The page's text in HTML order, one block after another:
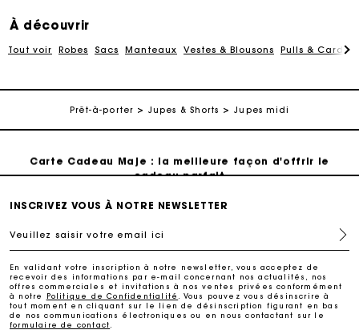
À découvrir
Tout voir Robes Sacs Manteaux Vestes & Blousons Pulls &
Prêt-à-porter Jupes & Shorts Jupes midi
Suivi de commande
Carte Cadeau Maje : la meilleure façon d'offrir le
cadeau parfait
Livraison à domicile offerte sous 2 à 3 jours ouvrés.
Paiement en 4x fois sans frais
Echanges & Retours offerts
INSCRIVEZ VOUS À NOTRE NEWSLETTER
Veuillez saisir votre email ici
En validant votre inscription à notre newsletter, vous acceptez de
recevoir des informations par e-mail concernant nos actualités, nos
offres commerciales et invitations à nos ventes privées conformément
à notre
Politique de Confidentialité
. Vous pouvez vous désinscrire à
tout moment en cliquant sur le lien de désinscription figurant en bas
de nos communications électroniques ou en nous contactant sur le
formulaire de contact